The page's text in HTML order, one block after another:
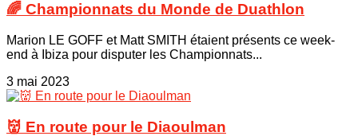
🌈 Championnats du Monde de Duathlon
Marion LE GOFF et Matt SMITH étaient présents ce week-
end à Ibiza pour disputer les Championnats...
3 mai 2023
👹 En route pour le Diaoulman